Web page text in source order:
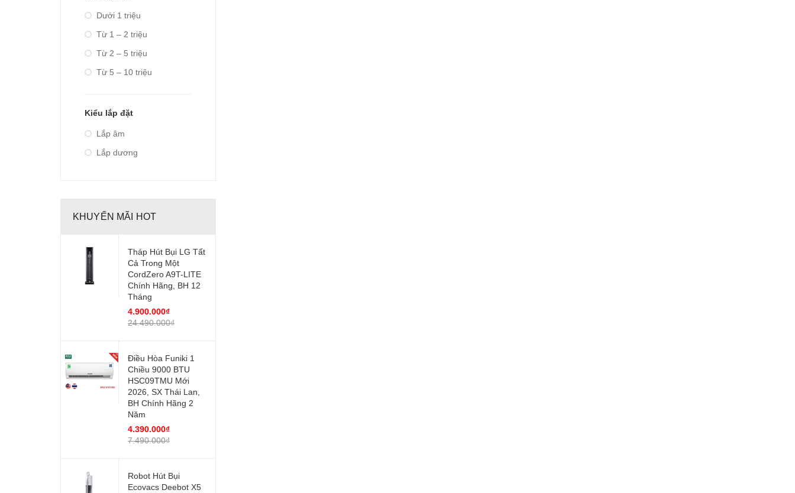
Dưới 1 triệu
Từ 1 – 2 triệu
Từ 2 – 5 triệu
Từ 5 – 10 triệu
Kiểu lắp đặt
Lắp âm
Lắp dương
KHUYẾN MÃI HOT
Tháp Hút Bụi LG Tất
Cả Trong Một
CordZero A9T-LITE
Chính Hãng, BH 12
Tháng
4.900.000₫
24.490.000₫
Điều Hòa Funiki 1
Chiều 9000 BTU
HSC09TMU Mới
2026, SX Thái Lan,
BH Chính Hãng 2
Năm
4.390.000₫
7.490.000₫
Robot Hút Bụi
Ecovacs Deebot X5